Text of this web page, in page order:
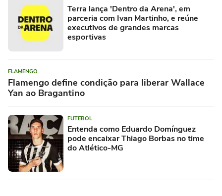
Terra lança 'Dentro da Arena', em
parceria com Ivan Martinho, e reúne
executivos de grandes marcas
esportivas
FLAMENGO
Flamengo define condição para liberar Wallace
Yan ao Bragantino
FUTEBOL
Entenda como Eduardo Domínguez
pode encaixar Thiago Borbas no time
do Atlético-MG